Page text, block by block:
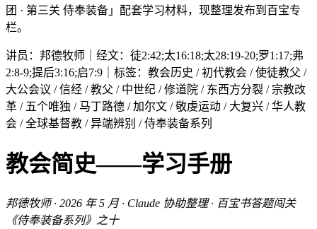
团 · 第三关 侍奉装备」配套学习材料，现整理发布到百宝专
栏。
讲员：邦德牧师｜经文：徒2:42;太16:18;太28:19-20;罗1:17;弗
2:8-9;提后3:16;启7:9｜标签：教会历史 / 初代教会 / 使徒教父 /
大公会议 / 信经 / 教父 / 中世纪 / 修道院 / 东西方分裂 / 宗教改
革 / 五个唯独 / 马丁路德 / 加尔文 / 敬虔运动 / 大复兴 / 华人教
会 / 全球基督教 / 异端辨别 / 侍奉装备系列
教会简史——学习手册
邦德牧师 · 2026 年 5 月 · Claude 协助整理 · 百宝书答题闯关
《侍奉装备系列》之十